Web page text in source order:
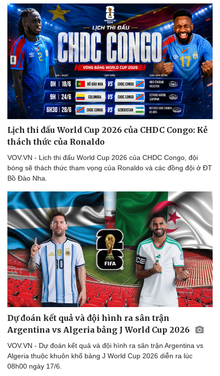
Lịch thi đấu World Cup 2026 của CHDC Congo: Kẻ
thách thức của Ronaldo
VOV.VN - Lịch thi đấu World Cup 2026 của CHDC Congo, đội
bóng sẽ thách thức tham vọng của Ronaldo và các đồng đội ở ĐT
Bồ Đào Nha.
Dự đoán kết quả và đội hình ra sân trận
Argentina vs Algeria bảng J World Cup 2026
VOV.VN - Dự đoán kết quả và đội hình ra sân trận Argentina vs
Algeria thuộc khuôn khổ bảng J World Cup 2026 diễn ra lúc
08h00 ngày 17/6.